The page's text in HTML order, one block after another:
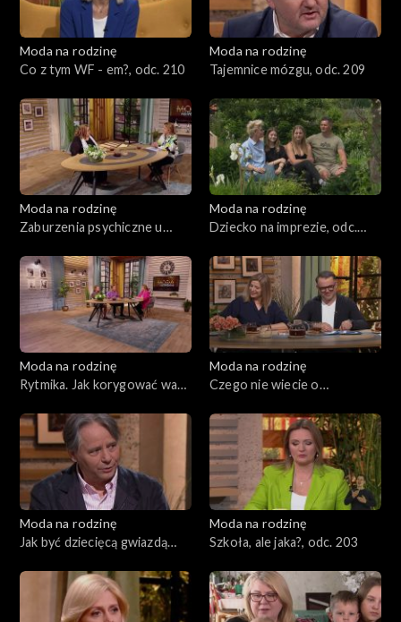
Moda na rodzinę
Co z tym WF - em?, odc. 210
Moda na rodzinę
Tajemnice mózgu, odc. 209
Moda na rodzinę
Zaburzenia psychiczne u
Moda na rodzinę
Dziecko na imprezie, odc.
Moda na rodzinę
Rytmika. Jak korygować wady
Moda na rodzinę
Czego nie wiecie o
Moda na rodzinę
Jak być dziecięcą gwiazdą
204
Moda na rodzinę
Szkoła, ale jaka?, odc. 203